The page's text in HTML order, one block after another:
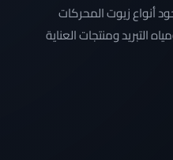
أنواع زيوت المحركات
التبريد ومنتجات العناية